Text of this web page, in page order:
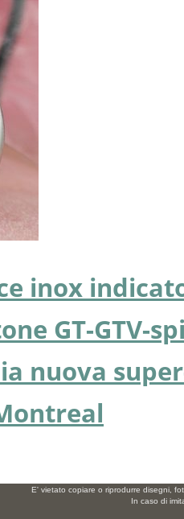
inox
GT-GTV-
nuova
E' vietato copiare o riprodurre disegni,
In caso di